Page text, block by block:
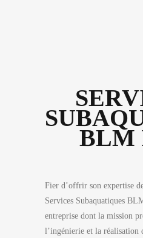
BLM
Fier d’offrir son expertise
Services Subaquatiques
entreprise dont la mission
l’ingénierie et la réalisation